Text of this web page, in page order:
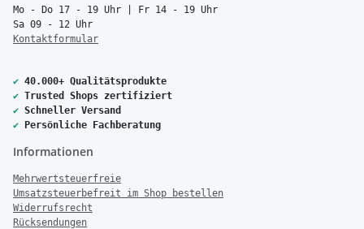
Mo - Do 17 - 19 Uhr | Fr 14 - 19 Uhr
Sa 09 - 12 Uhr
Kontaktformular
✔ 40.000+ Qualitätsprodukte
✔ Trusted Shops zertifiziert
✔ Schneller Versand
✔ Persönliche Fachberatung
Informationen
Mehrwertsteuerfreie
Umsatzsteuerbefreit im Shop bestellen
Widerrufsrecht
Rücksendungen